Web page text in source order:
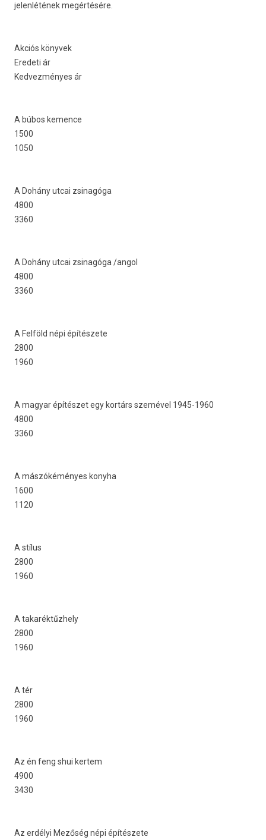
jelen­létének megértésére.
Akciós könyvek
Eredeti ár
Ked­vezményes ár
A búbos kem­ence
1500
1050
A Dohány utcai zsinagóga
4800
3360
A Dohány utcai zsinagóga /angol
4800
3360
A Felföld népi építészete
2800
1960
A magyar építészet egy kortárs szemével 1945-1960
4800
3360
A mászókéményes konyha
1600
1120
A stílus
2800
1960
A takaréktűzhely
2800
1960
A tér
2800
1960
Az én feng shui ker­tem
4900
3430
Az erdélyi Mezőség népi építészete